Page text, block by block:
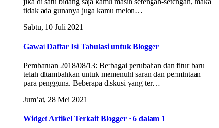
jika di satu bidang saja kamu masih setengah-setengah, maka
tidak ada gunanya juga kamu melon…
Sabtu, 10 Juli 2021
Gawai Daftar Isi Tabulasi untuk Blogger
Pembaruan 2018/08/13: Berbagai perubahan dan fitur baru
telah ditambahkan untuk memenuhi saran dan permintaan
para pengguna. Beberapa diskusi yang ter…
Jum’at, 28 Mei 2021
Widget Artikel Terkait Blogger · 6 dalam 1